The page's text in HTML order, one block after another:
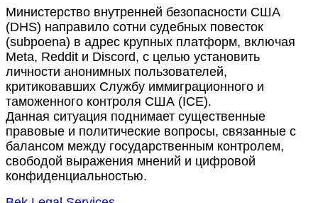
Министерство внутренней безопасности США
(DHS) направило сотни судебных повесток
(subpoena) в адрес крупных платформ, включая
Meta, Reddit и Discord, с целью установить
личности анонимных пользователей,
критиковавших Службу иммиграционного и
таможенного контроля США (ICE).
Данная ситуация поднимает существенные
правовые и политические вопросы, связанные с
балансом между государственным контролем,
свободой выражения мнений и цифровой
конфиденциальностью.